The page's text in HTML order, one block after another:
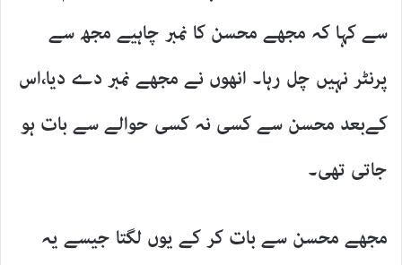
سے کہا کہ مجھے محسن کا نمبر چاہیے مجھ سے
پرنٹر نہیں چل رہا۔ انھوں نے مجھے نمبر دے دیا،اس
کےبعد محسن سے کسی نہ کسی حوالے سے بات ہو
جاتی تھی۔
مجھے محسن سے بات کر کے یوں لگتا جیسے یہ